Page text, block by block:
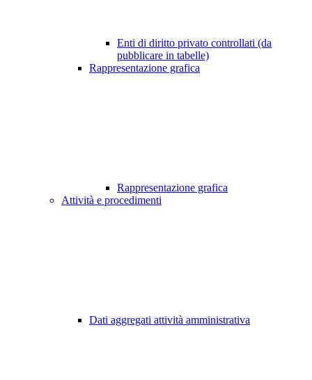
Enti di diritto privato controllati (da
pubblicare in tabelle)
Rappresentazione grafica
Rappresentazione grafica
Attività e procedimenti
Dati aggregati attività amministrativa